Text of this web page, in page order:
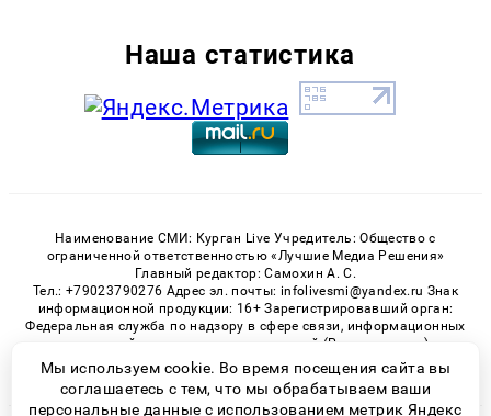
Наша статистика
Наименование СМИ: Курган Live Учредитель: Общество с
ограниченной ответственностью «Лучшие Медиа Решения»
Главный редактор: Самохин А. С.
Тел.: +79023790276 Адрес эл. почты: infolivesmi@yandex.ru Знак
информационной продукции: 16+ Зарегистрировавший орган:
Федеральная служба по надзору в сфере связи, информационных
технологий и массовых коммуникаций (Роскомнадзор)
Регистрационный номер СМИ ЭЛ № ФС 77 - 82535 от 21.01.2022
Мы используем cookie. Во время посещения сайта вы
соглашаетесь с тем, что мы обрабатываем ваши
персональные данные с использованием метрик Яндекс